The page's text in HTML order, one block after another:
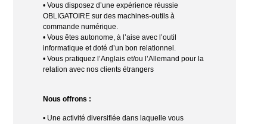
• Vous disposez d’une expérience réussie
OBLIGATOIRE sur des machines-outils à
commande numérique.
• Vous êtes autonome, à l’aise avec l’outil
informatique et doté d’un bon relationnel.
• Vous pratiquez l’Anglais et/ou l’Allemand pour la
relation avec nos clients étrangers
Nous offrons :
• Une activité diversifiée dans laquelle vous